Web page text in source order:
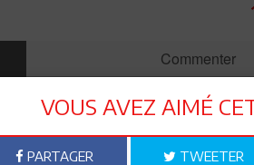
Commenter
VOUS AVEZ AIMÉ
PARTAGER TWEETER